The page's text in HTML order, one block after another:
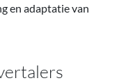
en adaptatie van